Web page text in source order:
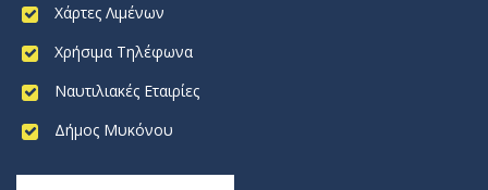
Χάρτες Λιμένων
Χρήσιμα Τηλέφωνα
Ναυτιλιακές Εταιρίες
Δήμος Μυκόνου